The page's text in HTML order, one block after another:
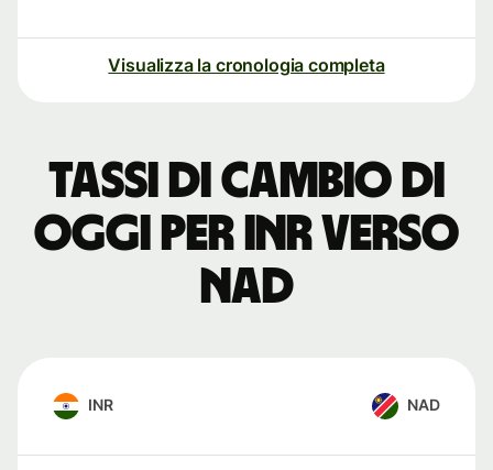
Visualizza la cronologia completa
Tassi di cambio di
oggi per INR verso
NAD
INR NAD